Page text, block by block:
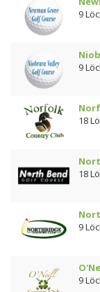
9
9
18
18
9
9